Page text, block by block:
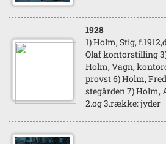
1928
1) Holm, Stig,
Olaf kontorstilling
Holm, Vagn,
provst 6) Holm,
stegården 7)
2.og 3.række: jyder